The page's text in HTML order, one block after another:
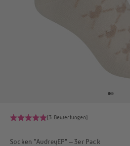
(3 Bewertungen)
Socken "AudreyEP" – 3er Pack